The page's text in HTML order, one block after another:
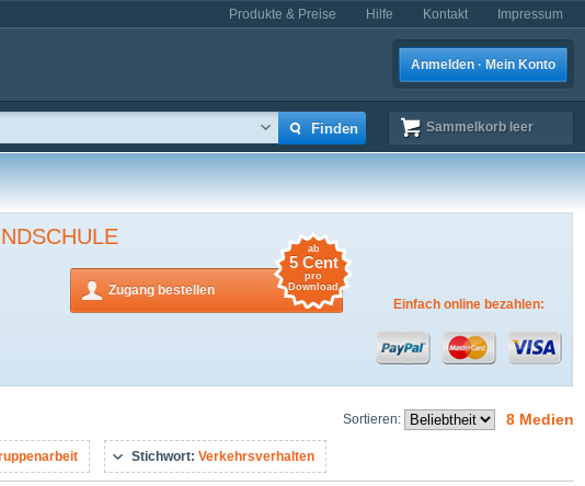
Produkte & Preise Hilfe Kontakt Impressum
Anmelden · Mein Konto
Sammelkorb leer
Zugang bestellen
ab
5 Cent
pro
Download
Einfach online bezahlen:
Sortieren: 8 Medien
Stichwort: Verkehrsverhalten